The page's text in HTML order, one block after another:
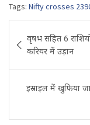
Tags: Nifty crosses
navigation
वृषभ सहित 6
करियर में उड़ान
इस्राइल में खुफिया